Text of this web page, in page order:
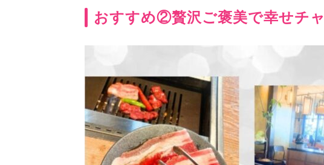
おすすめ②贅沢ご褒美で幸せチ